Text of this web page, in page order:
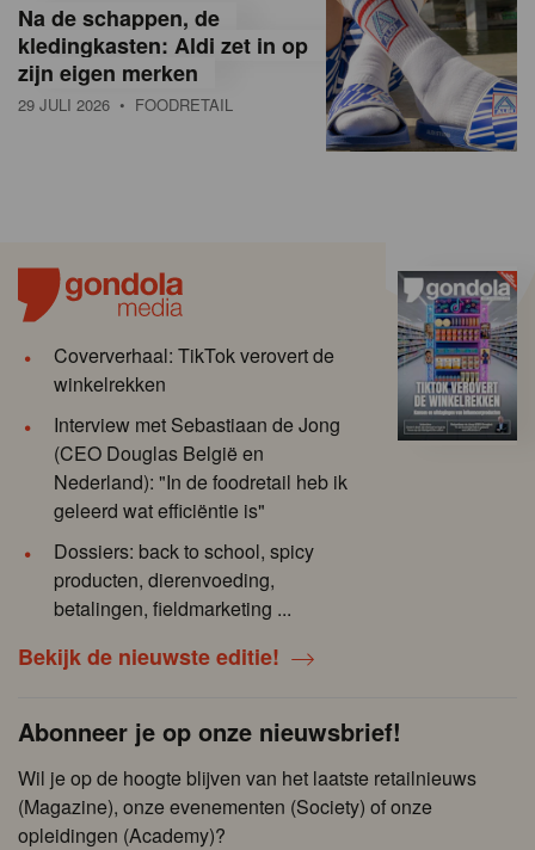
Na de schappen, de
kledingkasten: Aldi zet in op
zijn eigen merken
29 JULI 2026 • FOODRETAIL
Coververhaal: TikTok verovert de
winkelrekken
Interview met Sebastiaan de Jong
(CEO Douglas België en
Nederland): "In de foodretail heb ik
geleerd wat efficiëntie is"
Dossiers: back to school, spicy
producten, dierenvoeding,
betalingen, fieldmarketing ...
Bekijk de nieuwste editie!
Abonneer je op onze nieuwsbrief!
Wil je op de hoogte blijven van het laatste retailnieuws
(Magazine), onze evenementen (Society) of onze
opleidingen (Academy)?